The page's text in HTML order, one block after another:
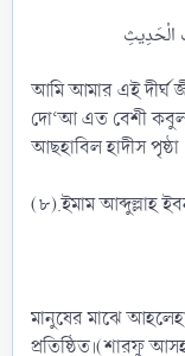
আমি আমার এই দীর্ঘ
দো‘আ এত বেশী কবুল
আছহাবিল হাদীস
(৮).ইমাম আব্দুল্লাহ
মানুষের মাঝে
প্রতিষ্ঠিত।(শারফু